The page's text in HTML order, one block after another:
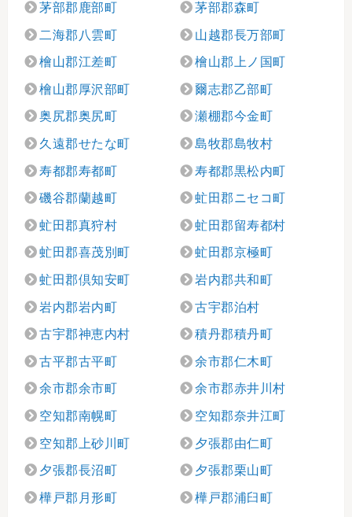
茅部郡鹿部町 茅部郡森町
二海郡八雲町 山越郡長万部町
檜山郡江差町 檜山郡上ノ国町
檜山郡厚沢部町 爾志郡乙部町
奥尻郡奥尻町 瀬棚郡今金町
久遠郡せたな町 島牧郡島牧村
寿都郡寿都町 寿都郡黒松内町
磯谷郡蘭越町 虻田郡ニセコ町
虻田郡真狩村 虻田郡留寿都村
虻田郡喜茂別町 虻田郡京極町
虻田郡倶知安町 岩内郡共和町
岩内郡岩内町 古宇郡泊村
古宇郡神恵内村 積丹郡積丹町
古平郡古平町 余市郡仁木町
余市郡余市町 余市郡赤井川村
空知郡南幌町 空知郡奈井江町
空知郡上砂川町 夕張郡由仁町
夕張郡長沼町 夕張郡栗山町
樺戸郡月形町 樺戸郡浦臼町